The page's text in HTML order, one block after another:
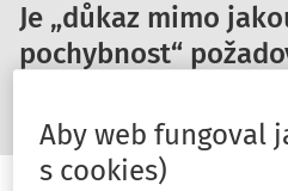
Je „důkaz mimo
pochybnost“
Aby web fungoval
s cookies)